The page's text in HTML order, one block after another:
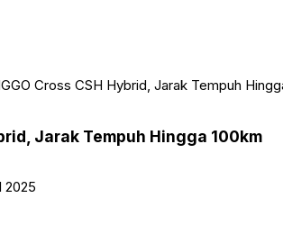
Cross CSH Hybrid, Jarak Tempuh
Jarak Tempuh Hingga 100km
2025